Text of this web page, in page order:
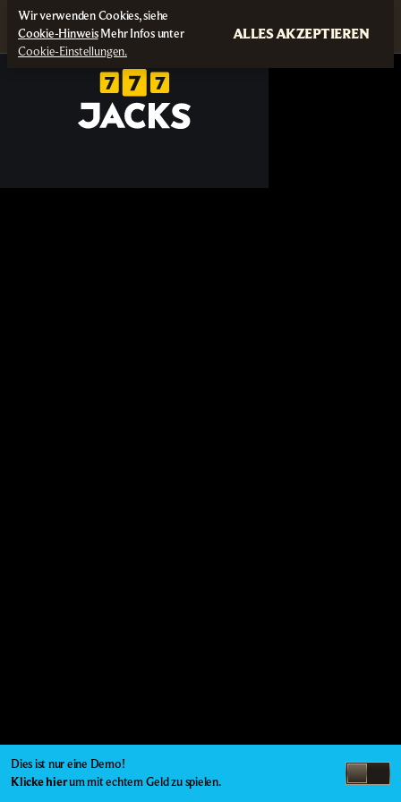
Dies ist nur eine Demo!
Klicke hierum mit echtem Geld zu spielen.
Wir verwenden Cookies, siehe
Cookie-HinweisMehr Infos unter
Cookie-Einstellungen.
ALLES AKZEPTIEREN